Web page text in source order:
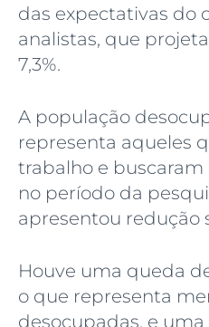
das expectativas do
analistas, que
7,3%.
A população
representa aqueles
trabalho e
no período da
apresentou redução
Houve uma queda
o que representa
desocupadas, e